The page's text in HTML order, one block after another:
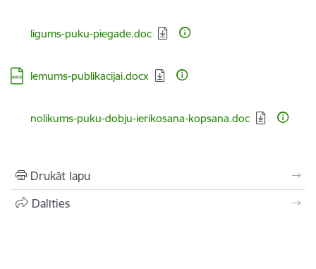
Lejupielādēt:
ligums-puku-piegade.doc
Lejupielādēt:
lemums-publikacijai.docx
Lejupielādēt:
nolikums-puku-dobju-ierikosana-kopsana.doc
Drukāt lapu
Dalīties